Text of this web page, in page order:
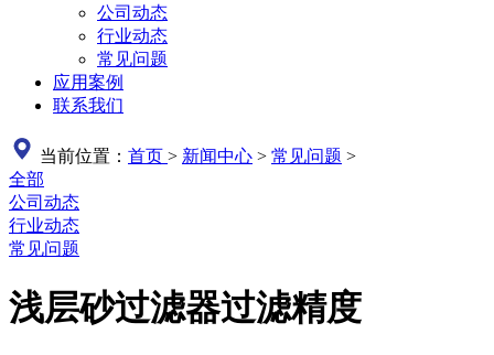
公司动态
行业动态
常见问题
应用案例
联系我们
当前位置： 首页 > 新闻中心 > 常见问题 >
全部
公司动态
行业动态
常见问题
浅层砂过滤器过滤精度